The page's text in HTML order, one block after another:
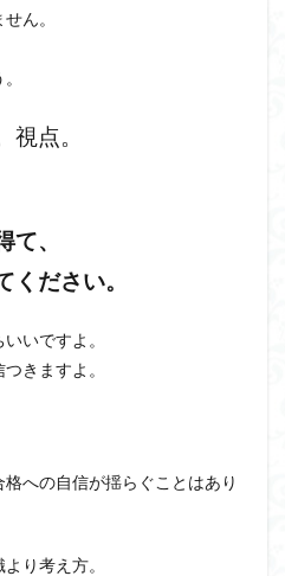
ん。
視点。
、
ださい。
いですよ。
きますよ。
への自信が揺らぐことはあり
り考え方。